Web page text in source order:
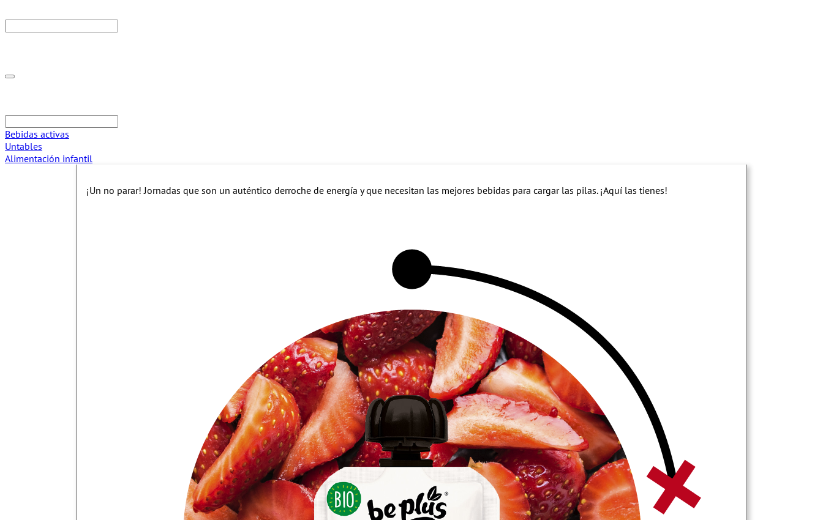
Bebidas activas
Untables
Alimentación infantil
¡Un no parar! Jornadas que son un auténtico derroche de energía y que necesitan las mejores bebidas para cargar las pilas. ¡Aquí las tienes!